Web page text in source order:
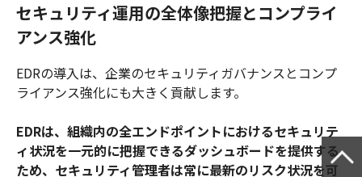
セキュリティ運用の全体像把握とコンプライ
アンス強化
EDRの導入は、企業のセキュリティガバナンスとコンプ
ライアンス強化にも大きく貢献します。
EDRは、組織内の全エンドポイントにおけるセキュリテ
ィ状況を一元的に把握できるダッシュボードを提供する
ため、セキュリティ管理者は常に最新のリスク状況を可